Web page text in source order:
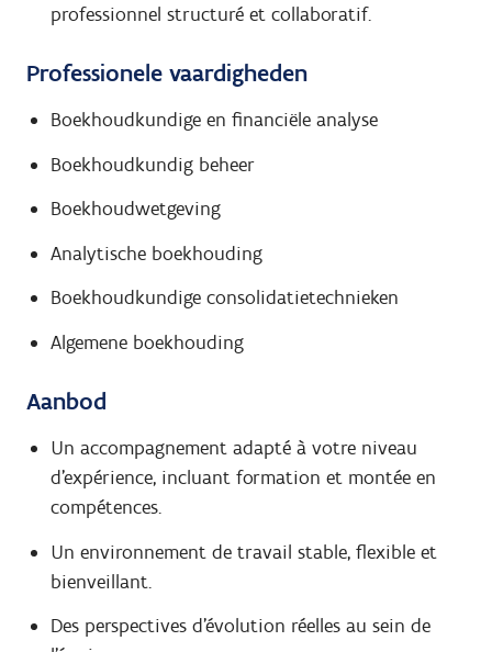
professionnel structuré et collaboratif.
Professionele vaardigheden
Boekhoudkundige en financiële analyse
Boekhoudkundig beheer
Boekhoudwetgeving
Analytische boekhouding
Boekhoudkundige consolidatietechnieken
Algemene boekhouding
Aanbod
Un accompagnement adapté à votre niveau
d’expérience, incluant formation et montée en
compétences.
Un environnement de travail stable, flexible et
bienveillant.
Des perspectives d’évolution réelles au sein de